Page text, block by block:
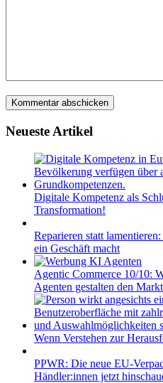
Neueste Artikel
Digitale Kompetenz als
Transformation!
Reparieren statt
ein Geschäft macht
Agentic Commerce 10/10:
Agenten gestalten den
Wenn Verstehen zur
PPWR: Die neue EU-
Händler:innen jetzt